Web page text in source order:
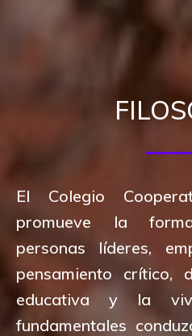
El Colegio
promueve la
personas líderes,
pensamiento crítico,
educativa y la
fundamentales